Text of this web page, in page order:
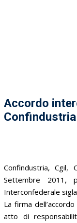
Accordo
Confindustria,
Settembre 2011,
Interconfederale
La firma
atto di